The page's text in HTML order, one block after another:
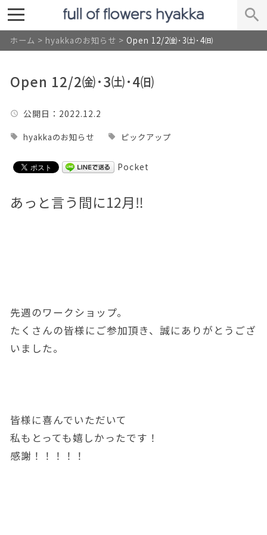
ホーム > hyakkaのお知らせ > Open 12/2㈮･3㈯･4㈰
Open 12/2㈮･3㈯･4㈰
公開日 ：2022.12.2
hyakkaのお知らせ ピックアップ
Pocket
あっと言う間に12月‼
先週のワークショップ。
たくさんの皆様にご参加頂き、誠にありがとうござ
いました。
皆様に喜んでいただいて
私もとっても嬉しかったです！
感謝！！！！！